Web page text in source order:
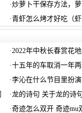
·炒萝卜干保存方法，
·青虾怎么烤才好吃（
·2022年中秋长春赏花
·十五年的车取消一年
·李沁在什么节目里扮
·龙的诗句 关于龙的诗
·奇迹怎么双开 奇迹mu